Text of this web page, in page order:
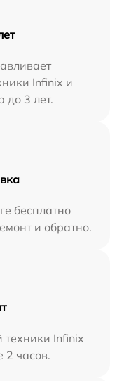
Infinix и
до 3 лет.
бесплатно
и обратно.
техники Infinix
2 часов.